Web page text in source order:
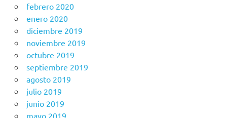
febrero 2020
enero 2020
diciembre 2019
noviembre 2019
octubre 2019
septiembre 2019
agosto 2019
julio 2019
junio 2019
mayo 2019